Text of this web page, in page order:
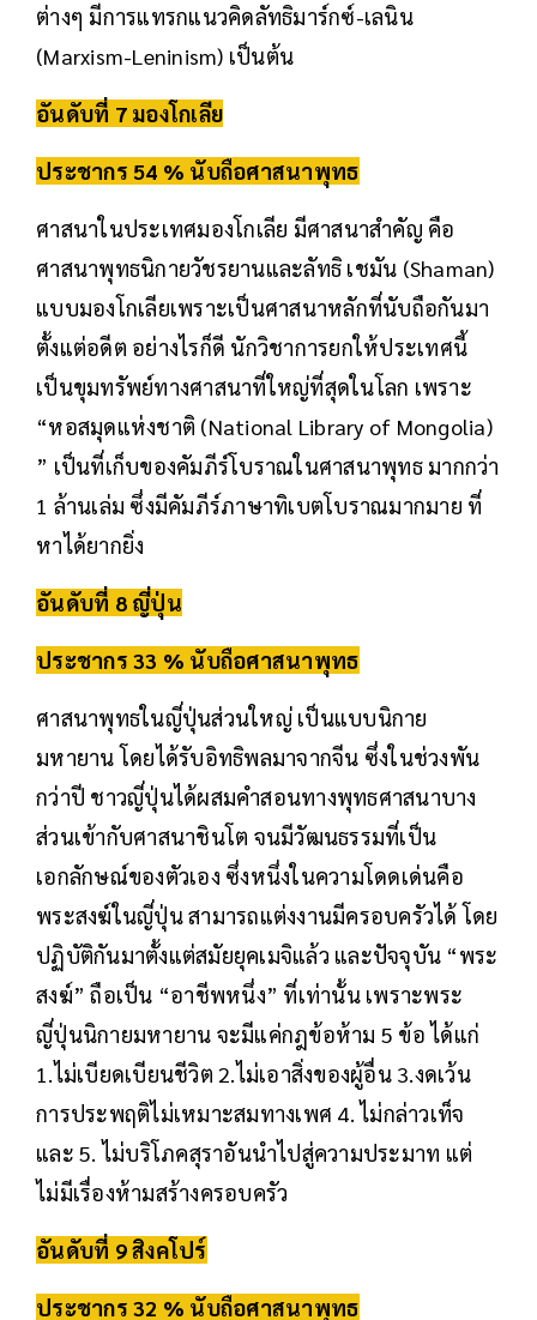
ต่างๆ มีการแทรกแนวคิดลัทธิมาร์กซ์-เลนิน
(Marxism-Leninism) เป็นต้น
อันดับที่ 7 มองโกเลีย
ประชากร 54 % นับถือศาสนาพุทธ
ศาสนาในประเทศมองโกเลีย มีศาสนาสำคัญ คือ
ศาสนาพุทธนิกายวัชรยานและลัทธิ เชมัน (Shaman)
แบบมองโกเลียเพราะเป็นศาสนาหลักที่นับถือกันมา
ตั้งแต่อดีต อย่างไรก็ดี นักวิชาการยกให้ประเทศนี้
เป็นขุมทรัพย์ทางศาสนาที่ใหญ่ที่สุดในโลก เพราะ
“หอสมุดแห่งชาติ (National Library of Mongolia)
” เป็นที่เก็บของคัมภีร์โบราณในศาสนาพุทธ มากกว่า
1 ล้านเล่ม ซึ่งมีคัมภีร์ภาษาทิเบตโบราณมากมาย ที่
หาได้ยากยิ่ง
อันดับที่ 8 ญี่ปุ่น
ประชากร 33 % นับถือศาสนาพุทธ
ศาสนาพุทธในญี่ปุ่นส่วนใหญ่ เป็นแบบนิกาย
มหายาน โดยได้รับอิทธิพลมาจากจีน ซึ่งในช่วงพัน
กว่าปี ชาวญี่ปุ่นได้ผสมคำสอนทางพุทธศาสนาบาง
ส่วนเข้ากับศาสนาชินโต จนมีวัฒนธรรมที่เป็น
เอกลักษณ์ของตัวเอง ซึ่งหนึ่งในความโดดเด่นคือ
พระสงฆ์ในญี่ปุ่น สามารถแต่งงานมีครอบครัวได้ โดย
ปฏิบัติกันมาตั้งแต่สมัยยุคเมจิแล้ว และปัจจุบัน “พระ
สงฆ์” ถือเป็น “อาชีพหนึ่ง” ที่เท่านั้น เพราะพระ
ญี่ปุ่นนิกายมหายาน จะมีแค่กฎข้อห้าม 5 ข้อ ได้แก่
1.ไม่เบียดเบียนชีวิต 2.ไม่เอาสิ่งของผู้อื่น 3.งดเว้น
การประพฤติไม่เหมาะสมทางเพศ 4. ไม่กล่าวเท็จ
และ 5. ไม่บริโภคสุราอันนำไปสู่ความประมาท แต่
ไม่มีเรื่องห้ามสร้างครอบครัว
อันดับที่ 9 สิงคโปร์
ประชากร 32 % นับถือศาสนาพุทธ